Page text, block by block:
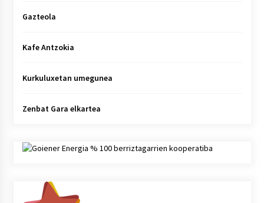
Gazteola
Kafe Antzokia
Kurkuluxetan umegunea
Zenbat Gara elkartea